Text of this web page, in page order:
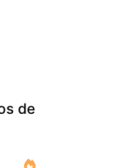
de